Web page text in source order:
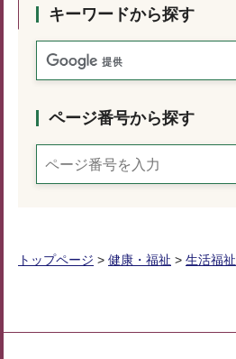
キーワードから探す
ページ番号から探す
トップページ > 健康・福祉 > 生活福祉